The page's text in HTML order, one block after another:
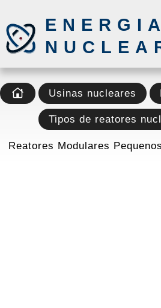
ENERGIA
Usinas nucleares
Tipos de reatores
Reatores Modulares